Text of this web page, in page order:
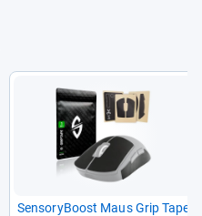
Sen­so­ry­Boost Maus Grip Tape